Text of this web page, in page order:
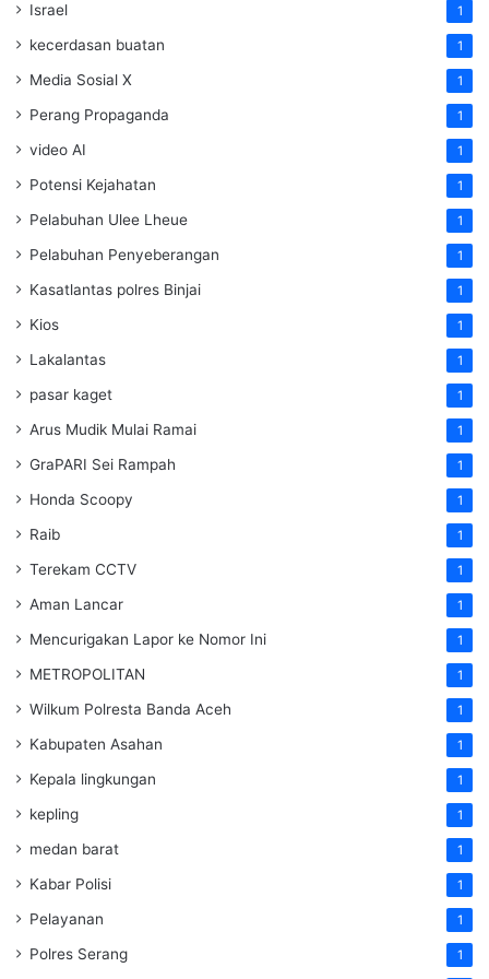
Israel 1
kecerdasan buatan 1
Media Sosial X 1
Perang Propaganda 1
video AI 1
Potensi Kejahatan 1
Pelabuhan Ulee Lheue 1
Pelabuhan Penyeberangan 1
Kasatlantas polres Binjai 1
Kios 1
Lakalantas 1
pasar kaget 1
Arus Mudik Mulai Ramai 1
GraPARI Sei Rampah 1
Honda Scoopy 1
Raib 1
Terekam CCTV 1
Aman Lancar 1
Mencurigakan Lapor ke Nomor Ini 1
METROPOLITAN 1
Wilkum Polresta Banda Aceh 1
Kabupaten Asahan 1
Kepala lingkungan 1
kepling 1
medan barat 1
Kabar Polisi 1
Pelayanan 1
Polres Serang 1